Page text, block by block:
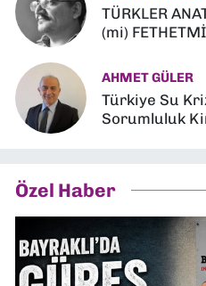
TÜRKLER
(mi)
AHMET GÜLER
Türkiye Su
Sorumluluk
Özel Haber